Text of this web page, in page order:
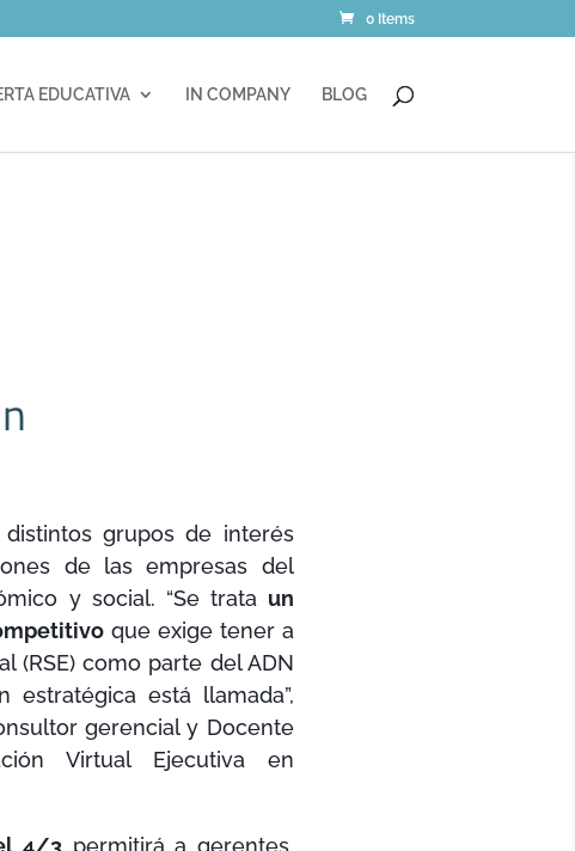
0 Items
EDUCATIVA IN COMPANY BLOG
grupos de interés
de las empresas del
y social. “Se trata un
que exige tener a
(RSE) como parte del ADN
está llamada”,
gerencial y Docente
Virtual Ejecutiva en
4/3permitirá a gerentes,